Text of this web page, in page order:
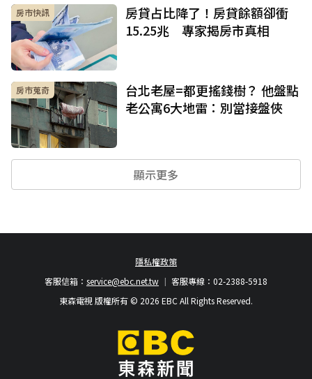
房市快訊
房貸占比降了！房貸餘額卻衝
15.25兆 專家揭房市真相
房市蒐奇
台北老屋=都更搖錢樹？ 他盤點
老公寓6大地雷：別當接盤俠
顯示更多
隱私權政策
客服專線：02-2388-5918
客服信箱： service@ebc.net.tw
東森電視 版權所有 © 2026 EBC All Rights Reserved.